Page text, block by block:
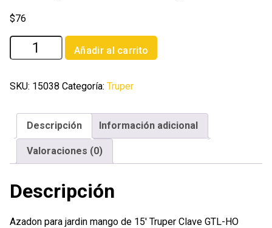
$76
Azadon
para
mango
15'
Truper
cantidad
Añadir al carrito
SKU: 15038 Categoría: Truper
Descripción Información adicional
Valoraciones (0)
Descripción
Azadon para jardin mango de 15′ Truper Clave GTL-HO